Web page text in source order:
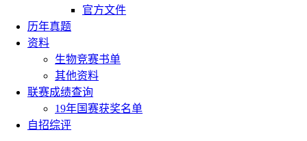
官方文件
历年真题
资料
生物竞赛书单
其他资料
联赛成绩查询
19年国赛获奖名单
自招综评